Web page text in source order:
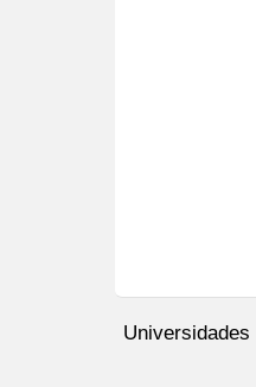
Universidades